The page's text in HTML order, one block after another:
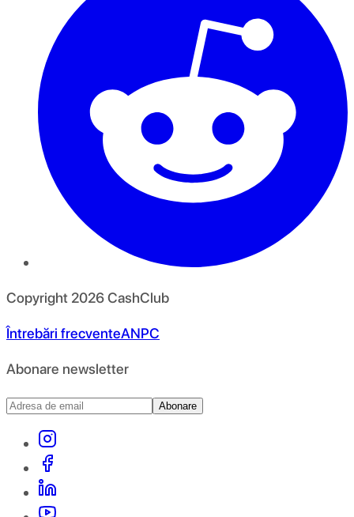
Copyright 2026CashClub
Întrebări frecventeANPC
Abonare newsletter
Abonare